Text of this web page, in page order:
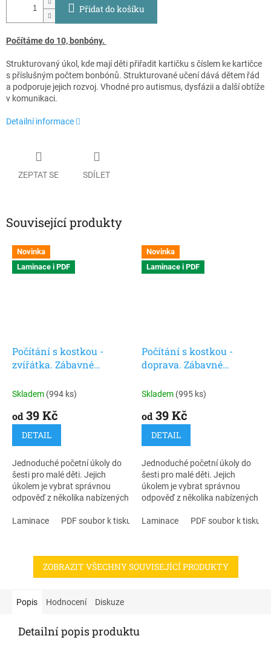
Přidat do košíku
Počítáme do 10, bonbóny.
Strukturovaný úkol, kde mají děti přiřadit kartičku s číslem ke kartičce
s příslušným počtem bonbónů. Strukturované učení dává dětem řád
a podporuje jejich rozvoj. Vhodné pro autismus, dysfázii a další obtíže
v komunikaci.
Detailní informace
ZEPTAT SE SDÍLET
Související produkty
Novinka
Laminace i PDF
Počítání s kostkou -
zvířátka. Zábavné
kvízy pro nejmenší. 30 ks
Skladem (994 ks)
od39 Kč
DETAIL
Jednoduché početní úkoly do
šesti pro malé děti. Jejich
úkolem je vybrat správnou
odpověď z několika nabízených
karet si děti mohou samy ověřit
vhodné pro děti s autismem.
Laminace PDF soubor k tisku
Novinka
Laminace i PDF
Počítání s kostkou -
doprava. Zábavné
kvízy pro nejmenší. 30 ks
Skladem (995 ks)
od39 Kč
DETAIL
Jednoduché početní úkoly do
šesti pro malé děti. Jejich
úkolem je vybrat správnou
odpověď z několika nabízených
karet si děti mohou samy ověřit
vhodné i pro děti s autismem.
Laminace PDF soubor k tisku
ZOBRAZIT VŠECHNY SOUVISEJÍCÍ PRODUKTY
Popis Hodnocení Diskuze
Detailní popis produktu